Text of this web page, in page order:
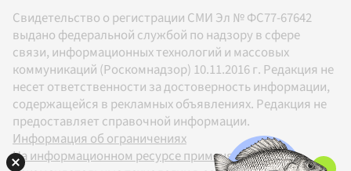
Свидетельство о регистрации СМИ Эл № ФС77-67642
выдано федеральной службой по надзору в сфере
связи, информационных технологий и массовых
коммуникаций (Роскомнадзор) 10.11.2016 г. Редакция не
несет ответственности за достоверность информации,
содержащейся в рекламных объявлениях. Редакция не
предоставляет справочной информации.
Информация об ограничениях
На информационном ресурсе применяются